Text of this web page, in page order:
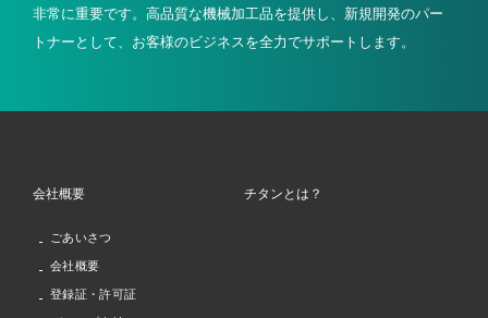
非常に重要です。高品質な機械加工品を提供し、新規開発のパー
トナーとして、お客様のビジネスを全力でサポートします。
会社概要
ごあいさつ
会社概要
登録証・許可証
チタンとは？